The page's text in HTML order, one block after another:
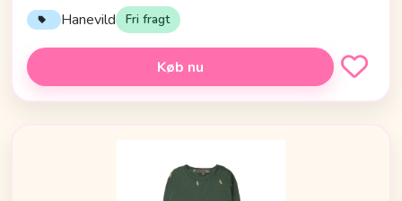
Hanevild Fri fragt
Køb nu